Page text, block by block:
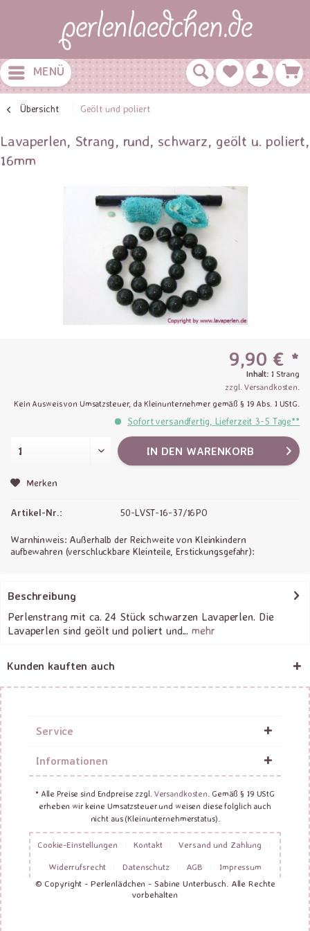
MENÜ
Übersicht Geölt und poliert
Lavaperlen, Strang, rund, schwarz, geölt u. poliert,
16mm
9,90 € *
Inhalt: 1 Strang
zzgl. Versandkosten.
Kein Ausweis von Umsatzsteuer, da Kleinunternehmer gemäß § 19 Abs. 1 UStG.
Sofort versandfertig, Lieferzeit 3-5 Tage**
IN DEN WARENKORB
Merken
Artikel-Nr.: 50-LVST-16-37/16PO
Warnhinweis: Außerhalb der Reichweite von Kleinkindern
aufbewahren (verschluckbare Kleinteile, Erstickungsgefahr):
Beschreibung
Perlenstrang mit ca. 24 Stück schwarzen Lavaperlen. Die
Lavaperlen sind geölt und poliert und... mehr
Kunden kauften auch
Service
Informationen
* Alle Preise sind Endpreise zzgl. Versandkosten. Gemäß § 19 UStG
erheben wir keine Umsatzsteuer und weisen diese folglich auch
nicht aus (Kleinunternehmerstatus).
Cookie-Einstellungen Kontakt
Versand und Zahlung
Widerrufsrecht
Datenschutz AGB
Impressum
© Copyright - Perlenlädchen - Sabine Unterbusch. Alle Rechte
vorbehalten